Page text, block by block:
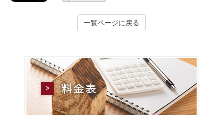
一覧ページに戻る